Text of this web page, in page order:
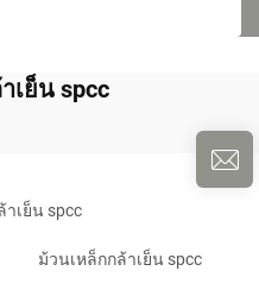
เย็น spcc
เย็น spcc
ม้วนเหล็กกล้าเย็น spcc